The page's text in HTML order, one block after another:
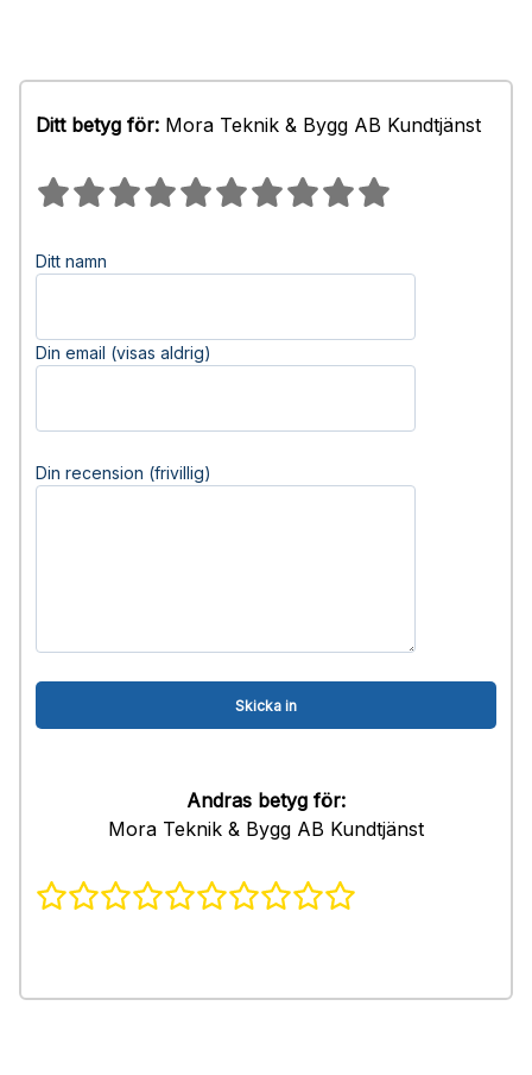
Ditt betyg för: Mora Teknik & Bygg AB Kundtjänst
Ditt namn
Din email (visas aldrig)
Din recension (frivillig)
Andras betyg för:
Mora Teknik & Bygg AB Kundtjänst